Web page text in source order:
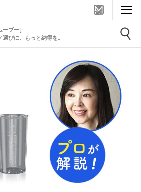
ーブー］
選びに、もっと納得を。